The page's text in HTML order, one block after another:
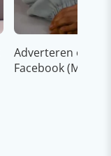
Adverteren op
Facebook (Meta)